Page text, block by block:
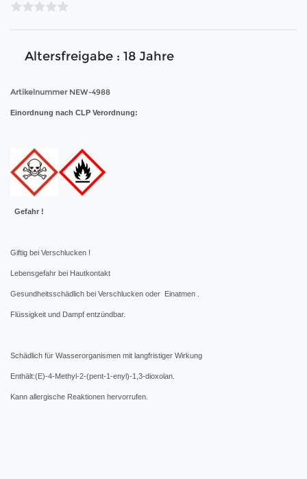
Altersfreigabe : 18 Jahre
Artikelnummer NEW-4988
Einordnung nach CLP Verordnung:
Gefahr !
Giftig bei Verschlucken !
Lebensgefahr bei Hautkontakt
Gesundheitsschädlich bei Verschlucken oder Einatmen .
Flüssigkeit und Dampf entzündbar.
Schädlich für Wasserorganismen mit langfristiger Wirkung
Enthält:(E)-4-Methyl-2-(pent-1-enyl)-1,3-dioxolan.
Kann allergische Reaktionen hervorrufen.